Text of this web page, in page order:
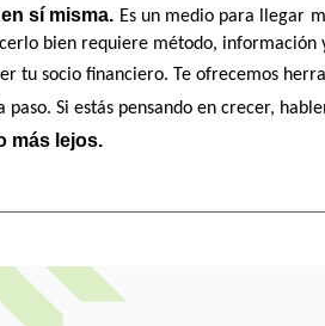
sí misma. Es un medio para llegar
bien requiere método, información
tu socio financiero. Te ofrecemos
Si estás pensando en crecer,
más lejos.